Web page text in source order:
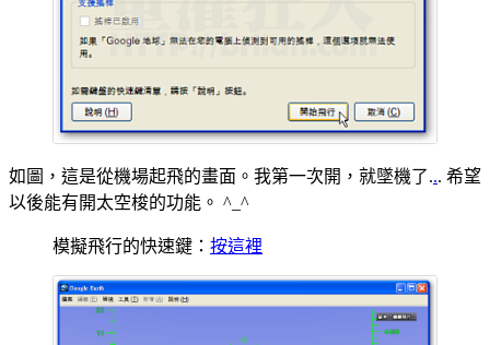
如圖，這是從機場起飛的畫面。我第一次開，就墜機了... 希望
以後能有開太空梭的功能。 ^_^
模擬飛行的快速鍵： 按這裡